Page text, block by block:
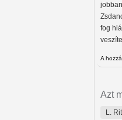
fog
A
Azt
L.